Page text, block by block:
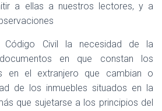
a ellas a nuestros lectores, y a
Código Civil la necesidad de la
en que constan los
en el extranjero que cambian o
de los inmuebles situados en la
que sujetarse a los principios del